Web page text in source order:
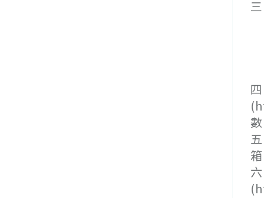
箱